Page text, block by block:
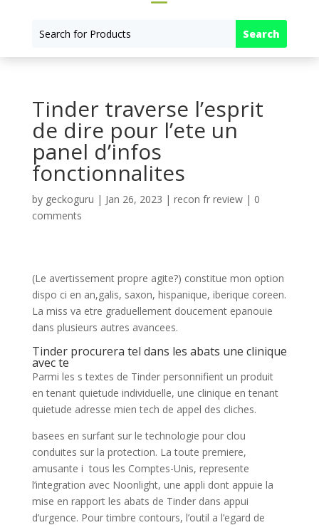
Tinder traverse l’esprit
de dire pour l’ete un
panel d’infos
fonctionnalites
by geckoguru | Jan 26, 2023 | recon fr review| 0
comments
(Le avertissement propre agite?) constitue mon option
dispo ci en an,galis, saxon, hispanique, iberique coreen.
La miss va etre graduellement doucement epanouie
dans plusieurs autres avancees.
Tinder procurera tel dans les abats une clinique
avec te
Parmi les s textes de Tinder personnifient un produit
en tenant quietude individuelle, une clinique en tenant
quietude adresse mien tech de appel des cliches.
basees en surfant sur le technologie pour clou
conduites sur la protection. La toute premiere,
amusante i tous les Comptes-Unis, represente
l’integration avec Noonlight, une appli dont appuie la
mise en rapport les abats de Tinder dans appui
d’urgence. Pour timbre contours, l’outil a l’egard de